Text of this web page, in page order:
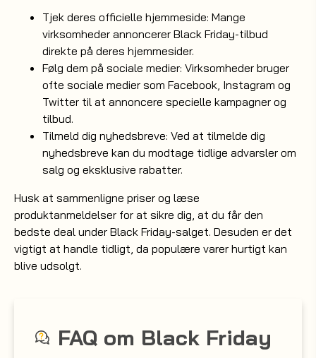
Tjek deres officielle hjemmeside: Mange
virksomheder annoncerer Black Friday-tilbud
direkte på deres hjemmesider.
Følg dem på sociale medier: Virksomheder bruger
ofte sociale medier som Facebook, Instagram og
Twitter til at annoncere specielle kampagner og
tilbud.
Tilmeld dig nyhedsbreve: Ved at tilmelde dig
nyhedsbreve kan du modtage tidlige advarsler om
salg og eksklusive rabatter.
Husk at sammenligne priser og læse
produktanmeldelser for at sikre dig, at du får den
bedste deal under Black Friday-salget. Desuden er det
vigtigt at handle tidligt, da populære varer hurtigt kan
blive udsolgt.
FAQ om Black Friday